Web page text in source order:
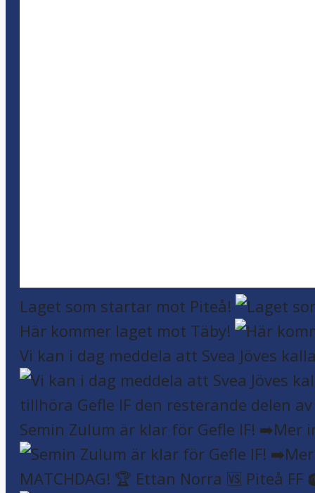
Laget som startar mot Piteå!
Här kommer laget mot Täby!
Vi kan i dag meddela att Svea Jöves
Semin Zulum är klar för Gefle IF! ➡️Mer
MATCHDAG! 🏆 Ettan Norra 🆚 Piteå FF